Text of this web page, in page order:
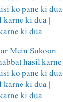
ko pane ki dua
karne ki dua |
ki dua
Mein Sukoon
hasil karne
ko pane ki dua
karne ki dua |
ki dua